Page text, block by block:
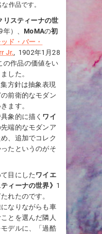
作品です。
リスティーナの世
）、 MoMAの初
ド・バー・
Jr., 1902年1月28
の作品の価値をい
した。
方針は抽象表現
前衛的なモダン
ます。
象的に描く ワイ
端的なモダンア
、追加でコレク
たというのがそ
目にした ワイエ
ティーナの世界》 1
れたのです。
なりながらも車
とを選んだ隣人
デルに、「過酷